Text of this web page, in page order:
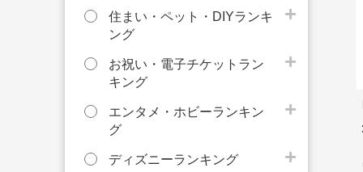
住まい・ペット・DIYランキ
ング
お祝い・電子チケットラン
キング
エンタメ・ホビーランキン
グ
ディズニーランキング